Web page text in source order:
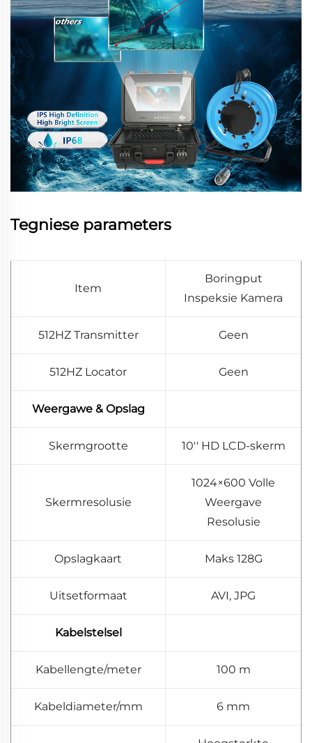
Tegniese parameters
Item
Boringput
Inspeksie Kamera
512HZ Transmitter Geen
512HZ Locator Geen
Weergawe & Opslag
Skermgrootte 10'' HD LCD-skerm
Skermresolusie
1024×600 Volle
Weergave
Resolusie
Opslagkaart Maks 128G
Uitsetformaat AVI, JPG
Kabelstelsel
Kabellengte/meter 100 m
Kabeldiameter/mm 6 mm